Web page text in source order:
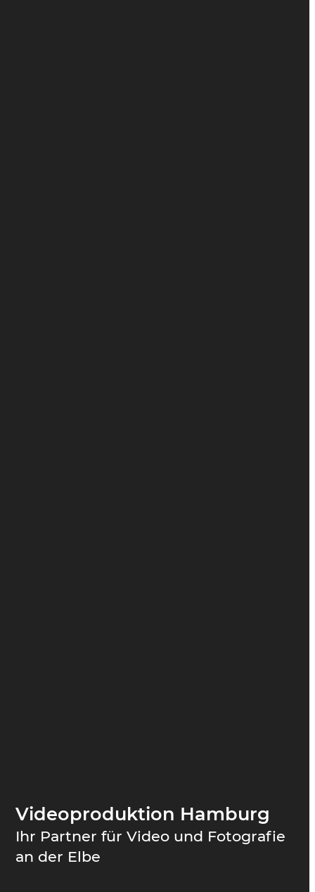
Videoproduktion Hamburg
Ihr Partner für Video und Fotografie
an der Elbe